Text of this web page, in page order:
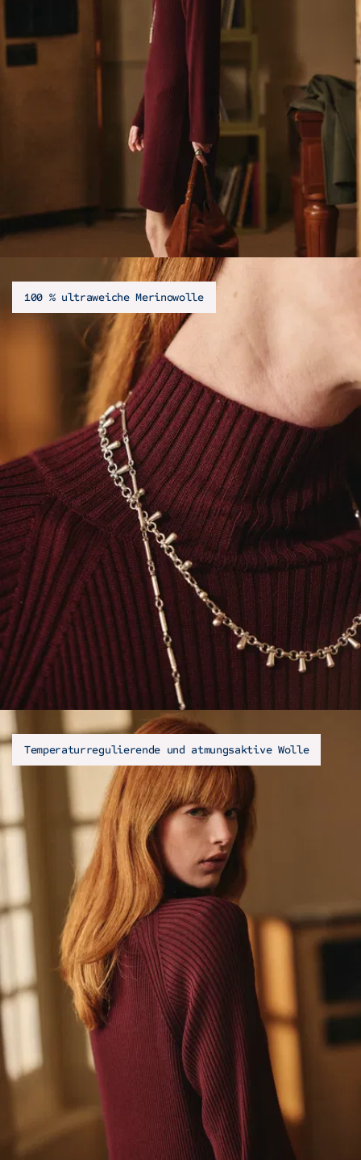
100 % ultraweiche Merinowolle
Temperaturregulierende und atmungsaktive Wolle